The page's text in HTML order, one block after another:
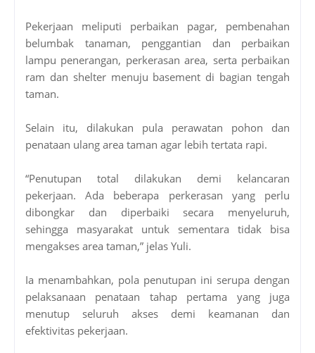
Pekerjaan meliputi perbaikan pagar, pembenahan
belumbak tanaman, penggantian dan perbaikan
lampu penerangan, perkerasan area, serta perbaikan
ram dan shelter menuju basement di bagian tengah
taman.
Selain itu, dilakukan pula perawatan pohon dan
penataan ulang area taman agar lebih tertata rapi.
“Penutupan total dilakukan demi kelancaran
pekerjaan. Ada beberapa perkerasan yang perlu
dibongkar dan diperbaiki secara menyeluruh,
sehingga masyarakat untuk sementara tidak bisa
mengakses area taman,” jelas Yuli.
Ia menambahkan, pola penutupan ini serupa dengan
pelaksanaan penataan tahap pertama yang juga
menutup seluruh akses demi keamanan dan
efektivitas pekerjaan.